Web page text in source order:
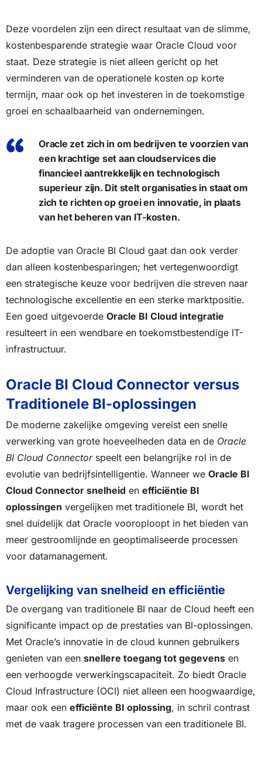
Deze voordelen zijn een direct resultaat van de slimme,
kostenbesparende strategie waar Oracle Cloud voor
staat. Deze strategie is niet alleen gericht op het
verminderen van de operationele kosten op korte
termijn, maar ook op het investeren in de toekomstige
groei en schaalbaarheid van ondernemingen.
Oracle zet zich in om bedrijven te voorzien van
een krachtige set aan cloudservices die
financieel aantrekkelijk en technologisch
superieur zijn. Dit stelt organisaties in staat om
zich te richten op groei en innovatie, in plaats
van het beheren van IT-kosten.
De adoptie van Oracle BI Cloud gaat dan ook verder
dan alleen kostenbesparingen; het vertegenwoordigt
een strategische keuze voor bedrijven die streven naar
technologische excellentie en een sterke marktpositie.
Een goed uitgevoerde Oracle BI Cloud integratie
resulteert in een wendbare en toekomstbestendige IT-
infrastructuur.
Oracle BI Cloud Connector versus
Traditionele BI-oplossingen
De moderne zakelijke omgeving vereist een snelle
verwerking van grote hoeveelheden data en de Oracle
BI Cloud Connectorspeelt een belangrijke rol in de
evolutie van bedrijfsintelligentie. Wanneer we Oracle BI
Cloud Connector snelheid en efficiëntie BI
oplossingen vergelijken met traditionele BI, wordt het
snel duidelijk dat Oracle vooroploopt in het bieden van
meer gestroomlijnde en geoptimaliseerde processen
voor datamanagement.
Vergelijking van snelheid en efficiëntie
De overgang van traditionele BI naar de Cloud heeft een
significante impact op de prestaties van BI-oplossingen.
Met Oracle’s innovatie in de cloud kunnen gebruikers
genieten van een snellere toegang tot gegevens en
een verhoogde verwerkingscapaciteit. Zo biedt Oracle
Cloud Infrastructure (OCI) niet alleen een hoogwaardige,
maar ook een efficiënte BI oplossing, in schril contrast
met de vaak tragere processen van een traditionele BI.